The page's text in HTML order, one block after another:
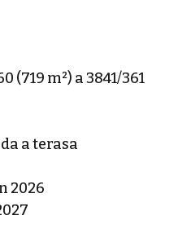
(719 m²) a 3841/361
a terasa
2026